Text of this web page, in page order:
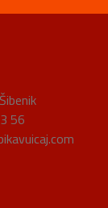
56